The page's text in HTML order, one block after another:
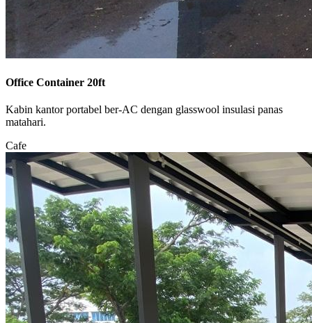
Office Container 20ft
Kabin kantor portabel ber-AC dengan glasswool insulasi panas
matahari.
Cafe